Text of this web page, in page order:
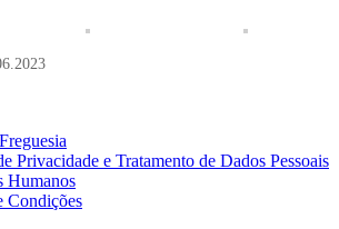
Privacidade e Tratamento de Dados Pessoais
Humanos
Condições